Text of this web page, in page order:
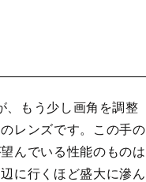
、もう少し画角を調整
レンズです。この手の
んでいる性能のものは
に行くほど盛大に滲ん